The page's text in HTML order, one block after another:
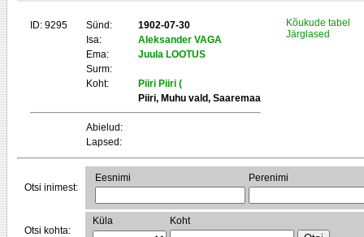
ID: 9295 Sünd:
1902-07-30
Isa:
Aleksander VAGA
Ema:
Juula LOOTUS
Surm:
Koht:
Piiri Piiri (
Piiri, Muhu vald, Saaremaa
Abielud:
Lapsed:
Kõukude tabel
Järglased
Otsi inimest:
Eesnimi Perenimi
Otsi kohta:
Küla Koht